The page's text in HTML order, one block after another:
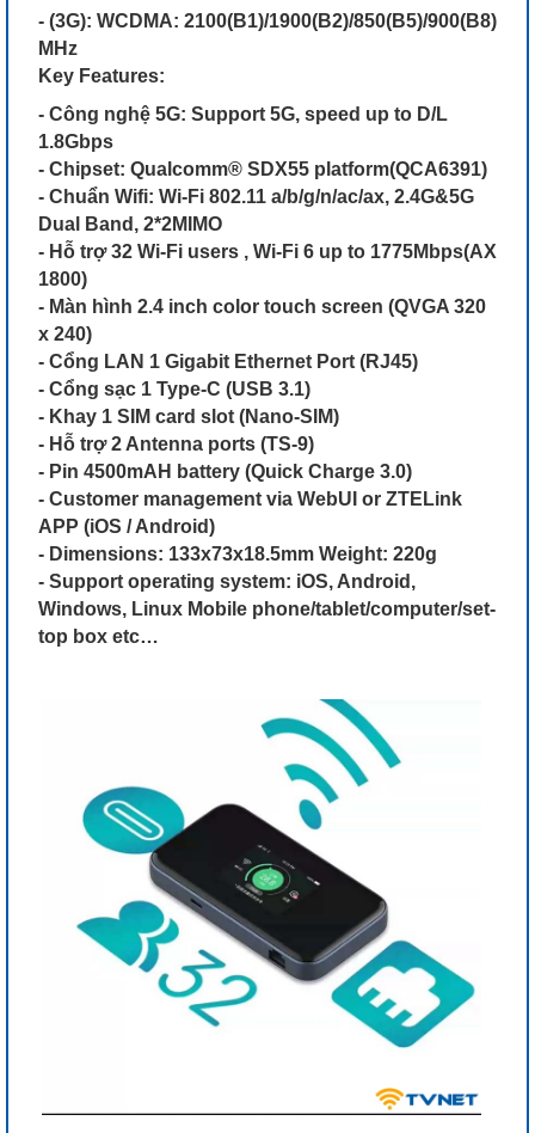
- (3G): WCDMA: 2100(B1)/1900(B2)/850(B5)/900(B8)
MHz
Key Features:
- Công nghệ 5G: Support 5G, speed up to D/L
1.8Gbps
- Chipset: Qualcomm® SDX55 platform(QCA6391)
- Chuẩn Wifi: Wi-Fi 802.11 a/b/g/n/ac/ax, 2.4G&5G
Dual Band, 2*2MIMO
- Hỗ trợ 32 Wi-Fi users , Wi-Fi 6 up to 1775Mbps(AX
1800)
- Màn hình 2.4 inch color touch screen (QVGA 320
x 240)
- Cổng LAN 1 Gigabit Ethernet Port (RJ45)
- Cổng sạc 1 Type-C (USB 3.1)
- Khay 1 SIM card slot (Nano-SIM)
- Hỗ trợ 2 Antenna ports (TS-9)
- Pin 4500mAH battery (Quick Charge 3.0)
- Customer management via WebUI or ZTELink
APP (iOS / Android)
- Dimensions: 133x73x18.5mm Weight: 220g
- Support operating system: iOS, Android,
Windows, Linux Mobile phone/tablet/computer/set-
top box etc…